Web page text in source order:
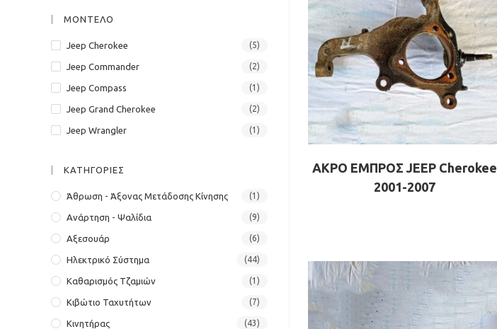
ΑΚΡΟ ΕΜΠΡΟΣ JEEP Cherokee
2001-2007
ΜΟΝΤΕΛΟ
Jeep Cherokee (5)
Jeep Commander (2)
Jeep Compass (1)
Jeep Grand Cherokee (2)
Jeep Wrangler (1)
ΚΑΤΗΓΟΡΙΕΣ
Άθρωση - Άξονας Μετάδοσης Κίνησης (1)
Ανάρτηση - Ψαλίδια (9)
Αξεσουάρ (6)
Ηλεκτρικό Σύστημα (44)
Καθαρισμός Τζαμιών (1)
Κιβώτιο Ταχυτήτων (7)
Κινητήρας (43)